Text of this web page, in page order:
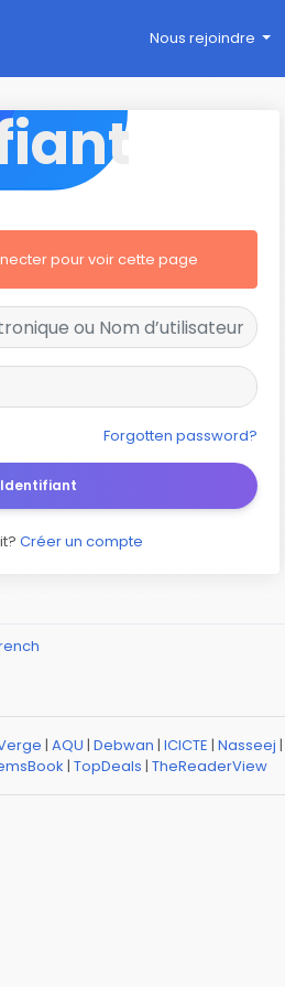
Nous rejoindre
pour voir cette page
Forgotten password?
Identifiant
Créer un compte
| AQU | Debwan | ICICTE | Nasseej |
| TopDeals | TheReaderView